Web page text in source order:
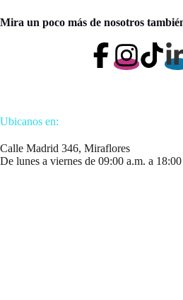
Mira un poco más de nosotros
Ubicanos en:
Calle Madrid 346, Miraflores
De lunes a viernes de 09:00 a.m. a